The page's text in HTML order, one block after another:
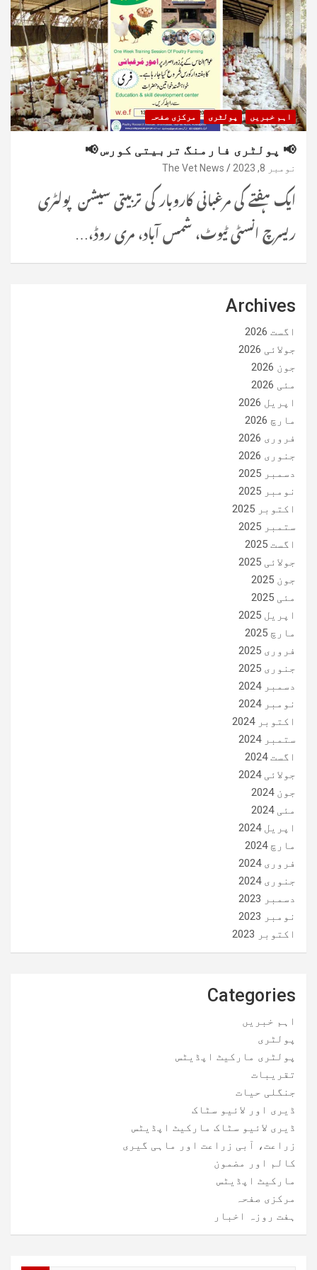
اہم خبریں پولٹری مرکزی صفحہ
📢 پولٹری فارمنگ تربیتی کورس 📢
نومبر 8, 2023 The Vet News
ایک ہفتے کی مرغبانی کاروبار کی تربیتی سیشن پولٹری
ریسرچ انسٹی ٹیوٹ، شمس آباد، مری روڈ،…
Archives
اگست 2026
جولائی 2026
جون 2026
مئی 2026
اپریل 2026
مارچ 2026
فروری 2026
جنوری 2026
دسمبر 2025
نومبر 2025
اکتوبر 2025
ستمبر 2025
اگست 2025
جولائی 2025
جون 2025
مئی 2025
اپریل 2025
مارچ 2025
فروری 2025
جنوری 2025
دسمبر 2024
نومبر 2024
اکتوبر 2024
ستمبر 2024
اگست 2024
جولائی 2024
جون 2024
مئی 2024
اپریل 2024
مارچ 2024
فروری 2024
جنوری 2024
دسمبر 2023
نومبر 2023
اکتوبر 2023
Categories
اہم خبریں
پولٹری
پولٹری مارکیٹ اپڈیٹس
تقریبات
جنگلی حیات
ڈیری اور لائیو سٹاک
ڈیری لائیو سٹاک مارکیٹ اپڈیٹس
زراعت، آبی زراعت اور ماہی گیری
کالم اور مضمون
مارکیٹ اپڈیٹس
مرکزی صفحہ
ہفت روزہ اخبار